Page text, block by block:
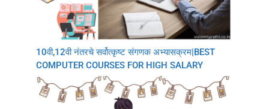
10वी,12वी नंतरचे सर्वोत्कृष्ट संगणक अभ्यासक्रम|BEST
COMPUTER COURSES FOR HIGH SALARY